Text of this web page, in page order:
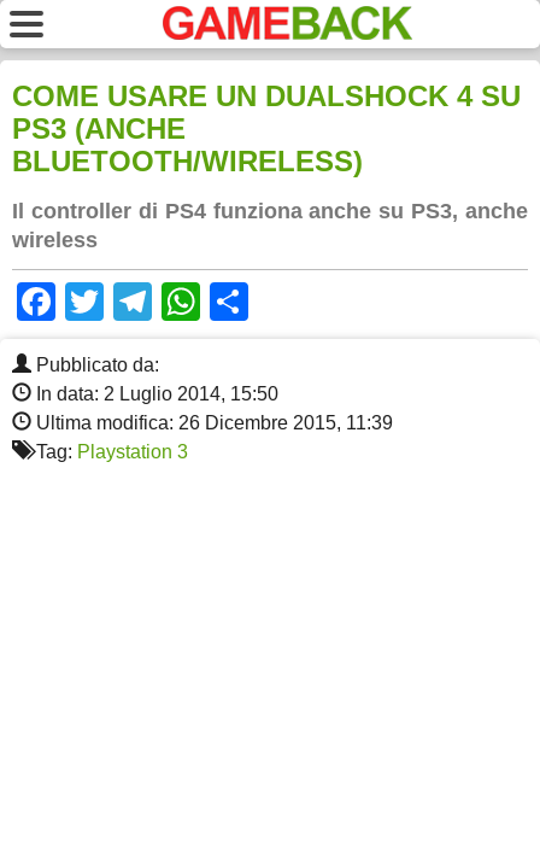
COME USARE UN DUALSHOCK 4 SU
PS3 (ANCHE
BLUETOOTH/WIRELESS)
Il controller di PS4 funziona anche su PS3, anche
wireless
Facebook
TwitterTelegram
WhatsApp
Pubblicato da:
In data: 2 Luglio 2014, 15:50
Ultima modifica: 26 Dicembre 2015, 11:39
Tag: Playstation 3